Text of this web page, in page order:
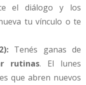
el diálogo y los
tu vínculo o te
Tenés ganas de
rutinas. El lunes
que abren nuevos